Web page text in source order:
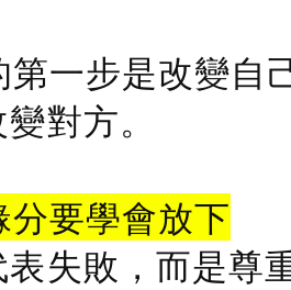
第一步是改變自
對方。
分要學會放下
失敗，而是尊